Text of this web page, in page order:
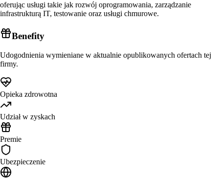
oferując usługi takie jak rozwój oprogramowania, zarządzanie
infrastrukturą IT, testowanie oraz usługi chmurowe.
Benefity
Udogodnienia wymieniane w aktualnie opublikowanych ofertach tej
firmy.
Opieka zdrowotna
Udział w zyskach
Premie
Ubezpieczenie